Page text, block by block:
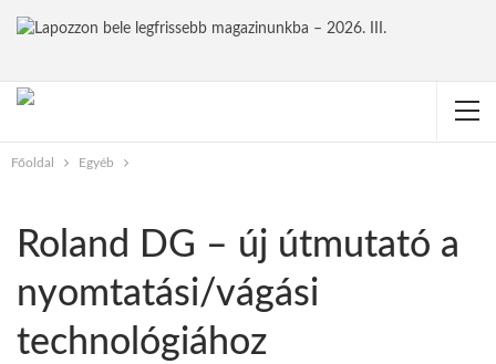
Főoldal Egyéb
Roland DG – új útmutató a
nyomtatási/vágási
technológiához